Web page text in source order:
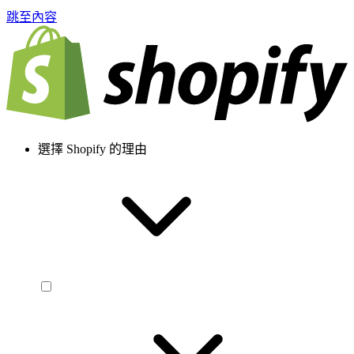
跳至內容
選擇 Shopify 的理由